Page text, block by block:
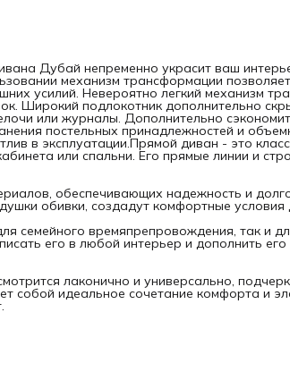
особый шарм и
Дубай непременно украсит ваш
механизм трансформации
усилий. Невероятно легкий механизм
Широкий подлокотник дополнительно
или журналы. Дополнительно
постельных принадлежностей и
в эксплуатации.Прямой диван - это
или спальни. Его прямые линии и
обеспечивающих надежность и
обивки, создадут комфортные условия
семейного времяпрепровождения, так и
его в любой интерьер и дополнить
лаконично и универсально,
собой идеальное сочетание комфорта и